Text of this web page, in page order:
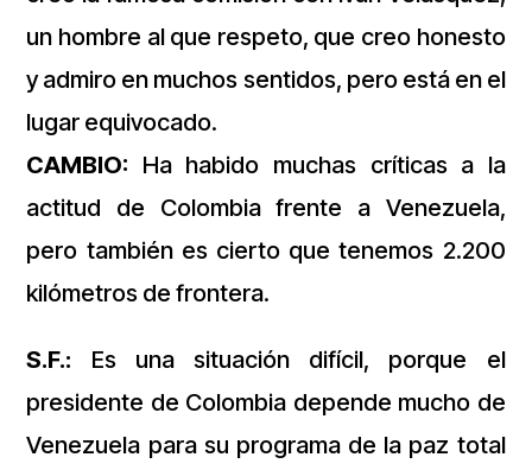
un hombre al que respeto, que creo honesto
y admiro en muchos sentidos, pero está en el
lugar equivocado.
CAMBIO: Ha habido muchas críticas a la
actitud de Colombia frente a Venezuela,
pero también es cierto que tenemos 2.200
kilómetros de frontera.
S.F.: Es una situación difícil, porque el
presidente de Colombia depende mucho de
Venezuela para su programa de la paz total